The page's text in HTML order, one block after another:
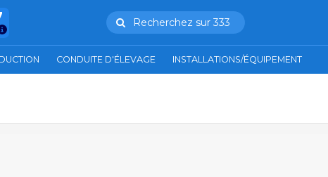
Recherchez sur 333
CONDUITE D'ÉLEVAGE INSTALLATIONS/ÉQUIPEMENT